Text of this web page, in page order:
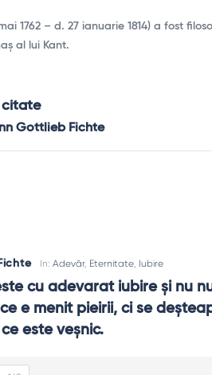
1762 – d. 27 ianuarie 1814) a fost
al lui Kant.
citate
Gottlieb Fichte
In: Adevăr, Eternitate, Iubire
cu adevarat iubire și nu
e menit pieirii, ci se
este veșnic.